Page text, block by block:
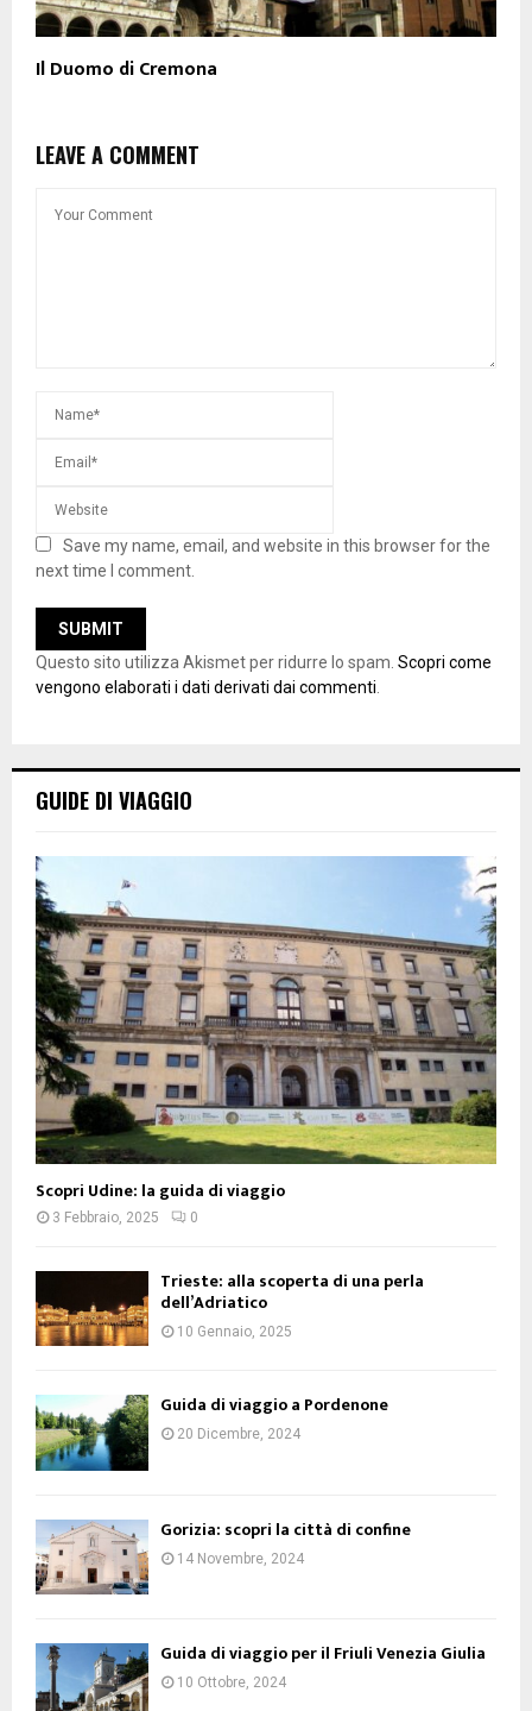
Il Duomo di Cremona
LEAVE A COMMENT
Save my name, email, and website in this browser for the
next time I comment.
Questo sito utilizza Akismet per ridurre lo spam. Scopri come
vengono elaborati i dati derivati dai commenti.
GUIDE DI VIAGGIO
Scopri Udine: la guida di viaggio
3 Febbraio, 2025 0
Trieste: alla scoperta di una perla
dell’Adriatico
10 Gennaio, 2025
Guida di viaggio a Pordenone
20 Dicembre, 2024
Gorizia: scopri la città di confine
14 Novembre, 2024
Guida di viaggio per il Friuli Venezia Giulia
10 Ottobre, 2024